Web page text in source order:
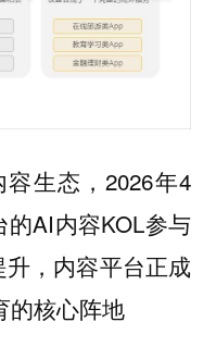
生态，2026年4
AI内容KOL参与
，内容平台正成
的核心阵地